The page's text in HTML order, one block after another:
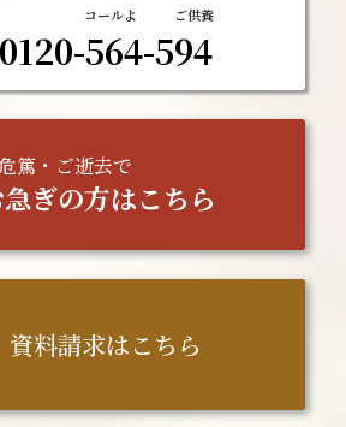
0120-564-594
篤 ・ご逝去で
ぎの方はこちら
資料請求はこちら